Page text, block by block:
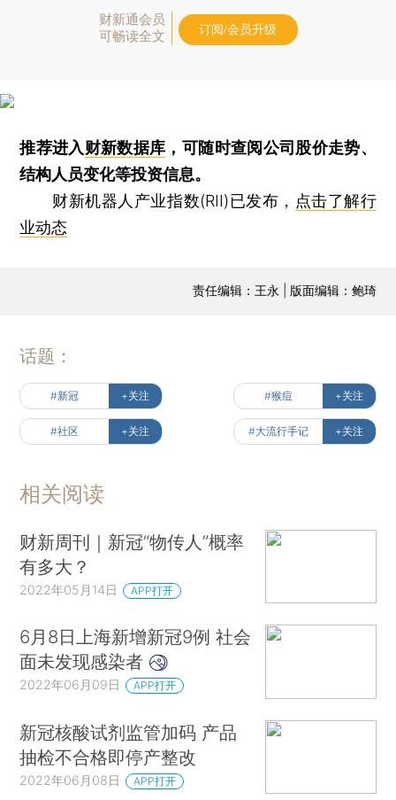
财新通会员
可畅读全文
订阅/会员升级
推荐进入财新数据库 ，可随时查阅公司股价走势、
结构人员变化等投资信息。
财新机器人产业指数(RII)已发布， 点击了解行
业动态
责任编辑：王永 | 版面编辑：鲍琦
话题：
#新冠 +关注 #猴痘 +关注
#社区 +关注 #大流行手记 +关注
相关阅读
财新周刊｜新冠“物传人”概率
有多大？
2022年05月14日 APP打开
6月8日上海新增新冠9例 社会
面未发现感染者
2022年06月09日 APP打开
新冠核酸试剂监管加码 产品
抽检不合格即停产整改
2022年06月08日 APP打开